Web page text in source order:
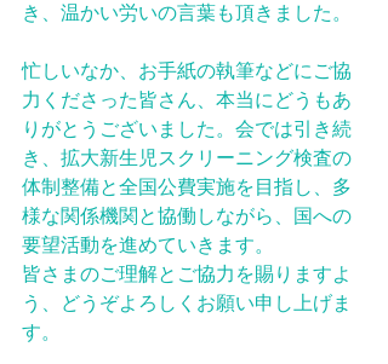
き、温かい労いの言葉も頂きました。
忙しいなか、お手紙の執筆などにご協
力くださった皆さん、本当にどうもあ
りがとうございました。会では引き続
き、拡大新生児スクリーニング検査の
体制整備と全国公費実施を目指し、多
様な関係機関と協働しながら、国への
要望活動を進めていきます。
皆さまのご理解とご協力を賜りますよ
う、どうぞよろしくお願い申し上げま
す。